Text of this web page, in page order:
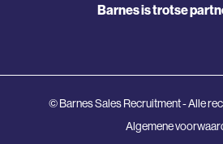
Barnes is trotse
© Barnes Sales Recruitment - Alle
Algemene